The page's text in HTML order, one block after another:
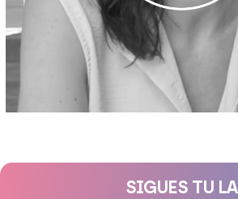
SIGUES TU LA